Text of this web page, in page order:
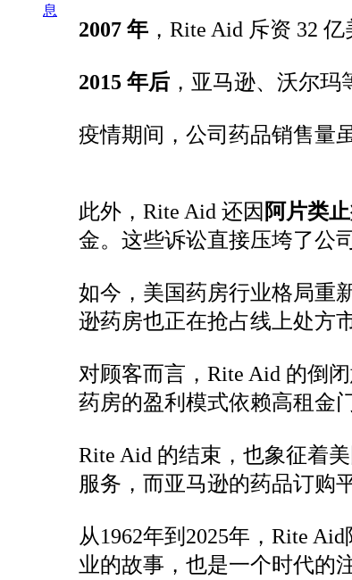
息
2007 年 ，Rite Aid 斥资 32
2015 年后 ，亚马逊、沃尔
疫情期间，公司药品销售量
此外，Rite Aid 还因 阿片类
金。这些诉讼直接压垮了公
如今，美国药房行业格局重
逊药房也正在抢占线上处方
对顾客而言，Rite Aid 的倒
药房的盈利模式依赖高租金
Rite Aid 的结束，也象征着
服务，而亚马逊的药品订购
从1962年到2025年，Rite
业的故事，也是一个时代的